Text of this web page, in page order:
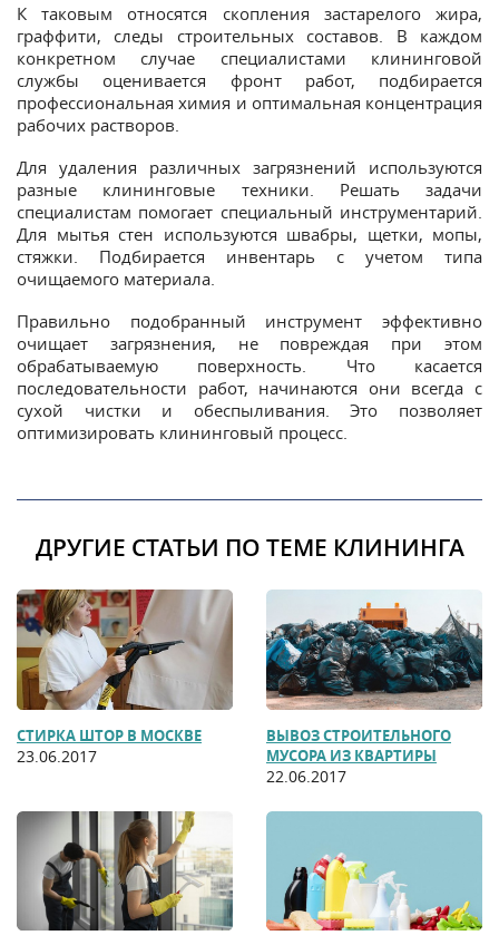
К таковым относятся скопления застарелого жира,
граффити, следы строительных составов. В каждом
конкретном случае специалистами клининговой
службы оценивается фронт работ, подбирается
профессиональная химия и оптимальная концентрация
рабочих растворов.
Для удаления различных загрязнений используются
разные клининговые техники. Решать задачи
специалистам помогает специальный инструментарий.
Для мытья стен используются швабры, щетки, мопы,
стяжки. Подбирается инвентарь с учетом типа
очищаемого материала.
Правильно подобранный инструмент эффективно
очищает загрязнения, не повреждая при этом
обрабатываемую поверхность. Что касается
последовательности работ, начинаются они всегда с
сухой чистки и обеспыливания. Это позволяет
оптимизировать клининговый процесс.
ДРУГИЕ СТАТЬИ ПО ТЕМЕ КЛИНИНГА
СТИРКА ШТОР В МОСКВЕ
23.06.2017
ВЫВОЗ СТРОИТЕЛЬНОГО
МУСОРА ИЗ КВАРТИРЫ
22.06.2017